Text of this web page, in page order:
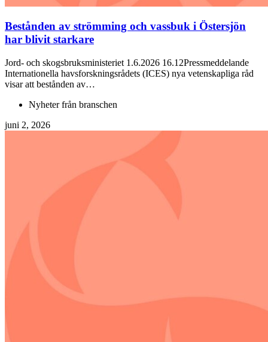
Bestånden av strömming och vassbuk i Östersjön
har blivit starkare
Jord- och skogsbruksministeriet 1.6.2026 16.12Pressmeddelande
Internationella havsforskningsrådets (ICES) nya vetenskapliga råd
visar att bestånden av…
Nyheter från branschen
juni 2, 2026